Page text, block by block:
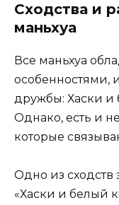
Сходства и
маньхуа
Все маньхуа
особенностями,
дружбы: Хаски и
Однако, есть и
которые
Одно из сходств
«Хаски и белый